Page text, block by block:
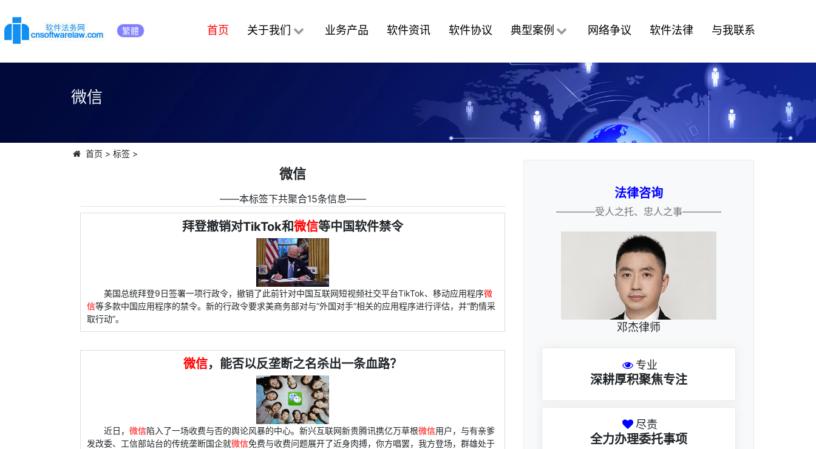
繁體 首页 关于我们 业务产品 软件资讯 软件协议 典型案例 网络争议 软件法律 与我联系
微信
首页 > 标签>
微信
――本标签下共聚合15条信息――
拜登撤销对TikTok和微信等中国软件禁令
美国总统拜登9日签署一项行政令，撤销了此前针对中国互联网短视频社交平台TikTok、移动应用程序微
信等多款中国应用程序的禁令。新的行政令要求美商务部对与“外国对手”相关的应用程序进行评估，并“酌情采
取行动”。
微信，能否以反垄断之名杀出一条血路？
近日， 微信陷入了一场收费与否的舆论风暴的中心。新兴互联网新贵腾讯携亿万草根微信用户，与有亲爹
发改委、工信部站台的传统垄断国企就微信免费与收费问题展开了近身肉搏，你方唱罢，我方登场，群雄处于
法律咨询
————受人之托、忠人之事————
邓杰律师
专业
深耕厚积聚焦专注
尽责
全力办理委托事项